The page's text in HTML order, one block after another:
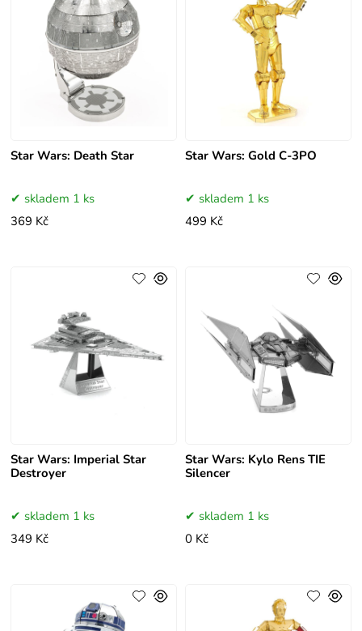
Star Wars: Death Star
skladem 1 ks
369 Kč
Star Wars: Gold C-3PO
skladem 1 ks
499 Kč
Star Wars: Imperial Star
Destroyer
skladem 1 ks
349 Kč
Star Wars: Kylo Rens TIE
Silencer
skladem 1 ks
0 Kč